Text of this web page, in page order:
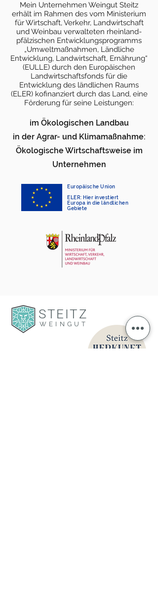
Mein Unternehmen Weingut Steitz
erhält im Rahmen des vom Ministerium
für Wirtschaft, Verkehr, Landwirtschaft
und Weinbau verwalteten rheinland-
pfälzischen Entwicklungsprogramms
„Umweltmaßnahmen, Ländliche
Entwicklung, Landwirtschaft, Ernährung“
(EULLE) durch den Europäischen
Landwirtschaftsfonds für die
Entwicklung des ländlichen Raums
(ELER) kofinanziert durch das Land, eine
Förderung für seine Leistungen:
im Ökologischen Landbau
in der Agrar- und Klimamaßnahme:
Ökologische Wirtschaftsweise im
Unternehmen
Europäische Union
ELER: Hier investiert
Europa in die ländlichen
Gebiete
STEITZ
WEINGUT